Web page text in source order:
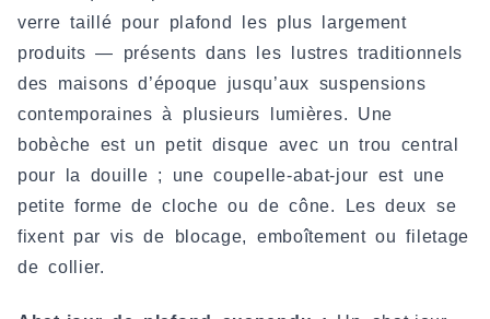
verre taillé pour plafond les plus largement
produits — présents dans les lustres traditionnels
des maisons d’époque jusqu’aux suspensions
contemporaines à plusieurs lumières. Une
bobèche est un petit disque avec un trou central
pour la douille ; une coupelle-abat-jour est une
petite forme de cloche ou de cône. Les deux se
fixent par vis de blocage, emboîtement ou filetage
de collier.